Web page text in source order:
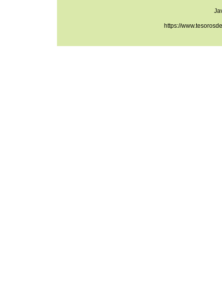
https://